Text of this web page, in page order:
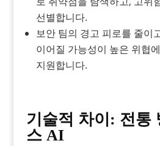
선별합니다.
보안 팀의 경고 피로를 줄이
이어질 가능성이 높은 위협
지원합니다.
기술적 차이: 전통
스 AI